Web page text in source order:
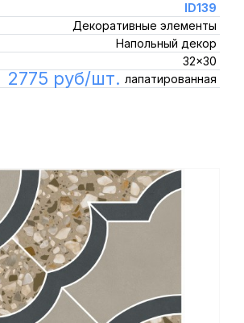
ID139
Декоративные элементы
Напольный декор
32x30
лапатированная
2775 руб/шт.